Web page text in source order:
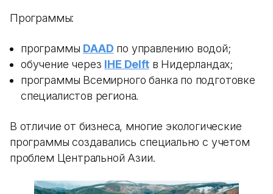
Программы:
программы DAAD по управлению водой;
обучение через IHE Delftв Нидерландах;
программы Всемирного банка по подготовке
специалистов региона.
В отличие от бизнеса, многие экологические
программы создавались специально с учетом
проблем Центральной Азии.